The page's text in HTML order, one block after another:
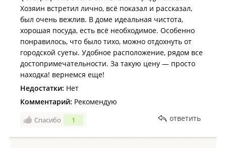
Хозяин встретил лично, всё показал и рассказал,
был очень вежлив. В доме идеальная чистота,
хорошая посуда, есть всё необходимое. Особенно
понравилось, что было тихо, можно отдохнуть от
городской суеты. Удобное расположение, рядом все
достопримечательности. За такую цену — просто
находка! вернемся еще!
Недостатки: Нет
Комментарий: Рекомендую
Спасибо 1 ответить